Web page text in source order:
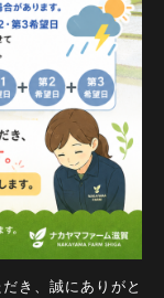
き、誠にありがと